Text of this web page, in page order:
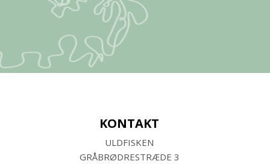
KONTAKT
ULDFISKEN
GRÅBRØDRESTRÆDE 3